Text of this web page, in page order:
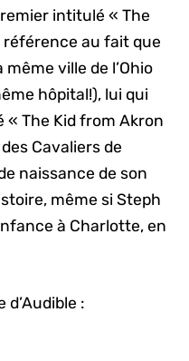
intitulé « The
référence au fait que
ville de l’Ohio
hôpital!), lui qui
The Kid from Akron
Cavaliers de
naissance de son
même si Steph
à Charlotte, en
: